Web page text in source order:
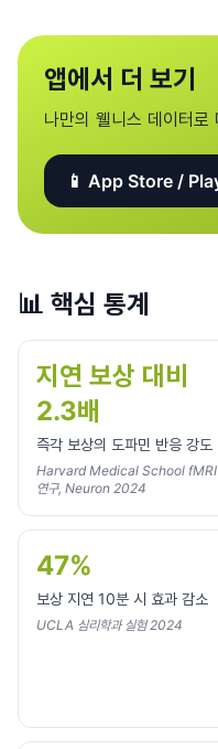
앱에서 더 보기
나만의 웰니스 데이터로
📱 App Store /
📊 핵심 통계
지연 보상 대비
2.3배
즉각 보상의 도파민 반응 강도
Harvard Medical School fMRI
연구, Neuron 2024
47%
보상 지연 10분 시 효과 감소
UCLA 심리학과 실험 2024